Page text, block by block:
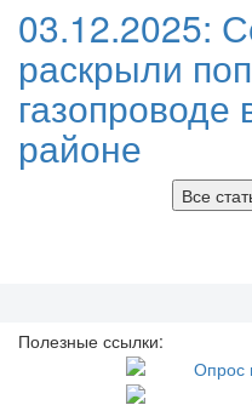
03.12.2025:
раскрыли
газопроводе
районе
Все
Полезные ссылки: